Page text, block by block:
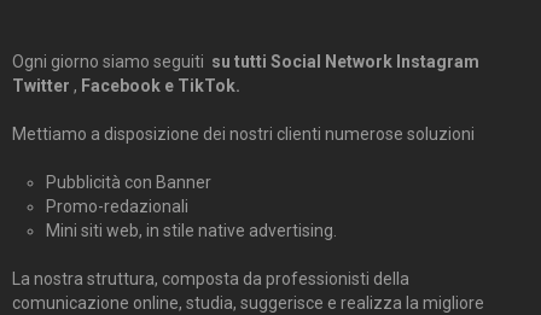
Ogni giorno siamo seguiti su tutti Social Network Instagram
Twitter , Facebook e TikTok.
Mettiamo a disposizione dei nostri clienti numerose soluzioni
Pubblicità con Banner
Promo-redazionali
Mini siti web, in stile native advertising.
La nostra struttura, composta da professionisti della
comunicazione online, studia, suggerisce e realizza la migliore